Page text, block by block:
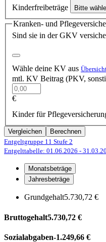
Kinderfreibeträge Bitte
Kranken- und
Sind sie in der GKV
Wähle deine KV aus
mtl. KV Beitrag (PKV,
€
Kinder für
Vergleichen
Berechnen
Entgeltgruppe 11 Stufe 2
Entgelttabelle: 01.06.2026 -
Monatsbeträge
Jahresbeträge
Grundgehalt5.730,72 €
Bruttogehalt5.730,72 €
Sozialabgaben-1.249,66 €